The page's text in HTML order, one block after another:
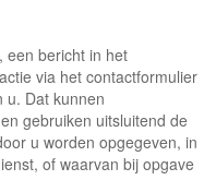
een bericht in het
via het contactformulier
u. Dat kunnen
gebruiken uitsluitend de
u worden opgegeven, in
of waarvan bij opgave